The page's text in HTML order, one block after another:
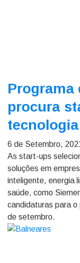
Programa
procura
6 de Setembro, 2021
As start-ups
soluções em
inteligente, energia
saúde, como
candidaturas para
de setembro.